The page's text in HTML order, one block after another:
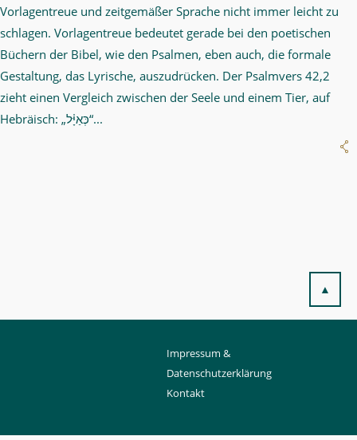
Vorlagentreue und zeitgemäßer Sprache nicht immer leicht zu
schlagen. Vorlagentreue bedeutet gerade bei den poetischen
Büchern der Bibel, wie den Psalmen, eben auch, die formale
Gestaltung, das Lyrische, auszudrücken. Der Psalmvers 42,2
zieht einen Vergleich zwischen der Seele und einem Tier, auf
Hebräisch: „כְּאַיָּ֗ל“...
▲
Impressum &
Datenschutzerklärung
Kontakt